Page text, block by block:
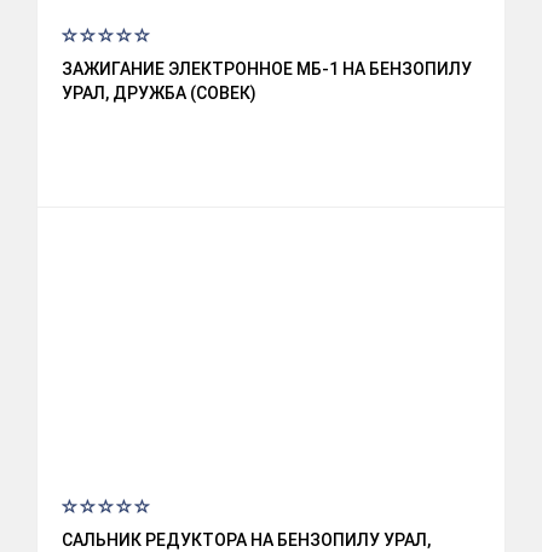
ЗАЖИГАНИЕ ЭЛЕКТРОННОЕ МБ-1 НА БЕНЗОПИЛУ
УРАЛ, ДРУЖБА (СОВЕК)
САЛЬНИК РЕДУКТОРА НА БЕНЗОПИЛУ УРАЛ,